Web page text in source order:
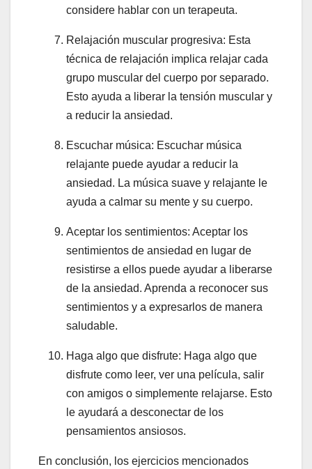
considere hablar con un terapeuta.
Relajación muscular progresiva: Esta
técnica de relajación implica relajar cada
grupo muscular del cuerpo por separado.
Esto ayuda a liberar la tensión muscular y
a reducir la ansiedad.
Escuchar música: Escuchar música
relajante puede ayudar a reducir la
ansiedad. La música suave y relajante le
ayuda a calmar su mente y su cuerpo.
Aceptar los sentimientos: Aceptar los
sentimientos de ansiedad en lugar de
resistirse a ellos puede ayudar a liberarse
de la ansiedad. Aprenda a reconocer sus
sentimientos y a expresarlos de manera
saludable.
Haga algo que disfrute: Haga algo que
disfrute como leer, ver una película, salir
con amigos o simplemente relajarse. Esto
le ayudará a desconectar de los
pensamientos ansiosos.
En conclusión, los ejercicios mencionados